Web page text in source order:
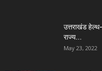
उत्तराखंड
राज्य...
May 23, 2022